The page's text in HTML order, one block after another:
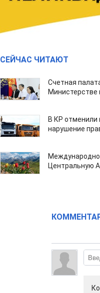
СЕЙЧАС ЧИТАЮТ
Счетная
Министерстве
В КР отменили
нарушение
Центральную